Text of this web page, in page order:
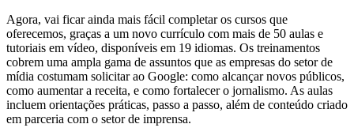
Agora, vai ficar ainda mais fácil completar os cursos que
oferecemos, graças a um novo currículo com mais de 50 aulas e
tutoriais em vídeo, disponíveis em 19 idiomas. Os treinamentos
cobrem uma ampla gama de assuntos que as empresas do setor de
mídia costumam solicitar ao Google: como alcançar novos públicos,
como aumentar a receita, e como fortalecer o jornalismo. As aulas
incluem orientações práticas, passo a passo, além de conteúdo criado
em parceria com o setor de imprensa.